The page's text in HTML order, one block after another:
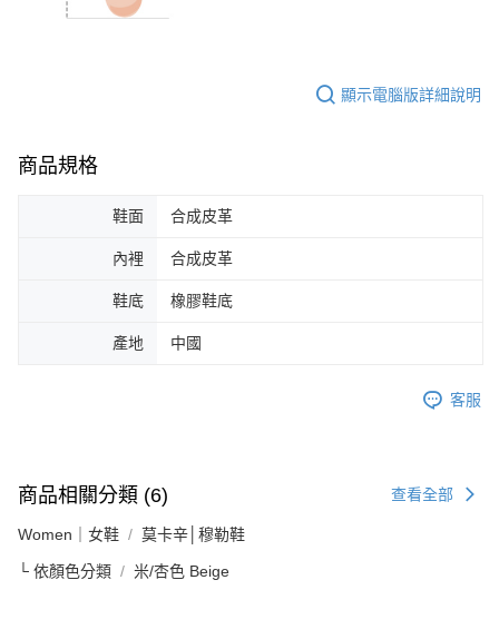
顯示電腦版詳細說明
商品規格
鞋面 合成皮革
內裡 合成皮革
鞋底 橡膠鞋底
產地 中國
客服
商品相關分類 (6) 查看全部
Women｜女鞋 莫卡辛│穆勒鞋
└ 依顏色分類 米/杏色 Beige